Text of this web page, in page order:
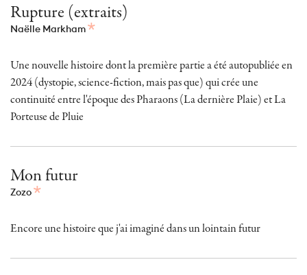
Rupture (extraits)
Naëlle Markham
Une nouvelle histoire dont la première partie a été autopubliée en
2024 (dystopie, science-fiction, mais pas que) qui crée une
continuité entre l'époque des Pharaons (La dernière Plaie) et La
Porteuse de Pluie
Mon futur
Zozo
Encore une histoire que j'ai imaginé dans un lointain futur